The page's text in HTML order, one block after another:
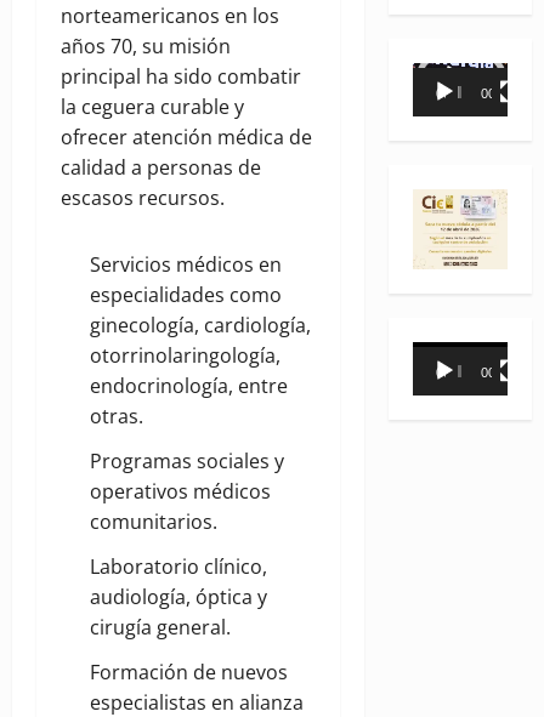
norteamericanos en los
años 70, su misión
principal ha sido combatir
la ceguera curable y
ofrecer atención médica de
calidad a personas de
escasos recursos.
Servicios médicos en
especialidades como
ginecología, cardiología,
otorrinolaringología,
endocrinología, entre
otras.
Programas sociales y
operativos médicos
comunitarios.
Laboratorio clínico,
audiología, óptica y
cirugía general.
Formación de nuevos
especialistas en alianza
Reproductor
00:00 00:35
Reproductor
00:00 00:31